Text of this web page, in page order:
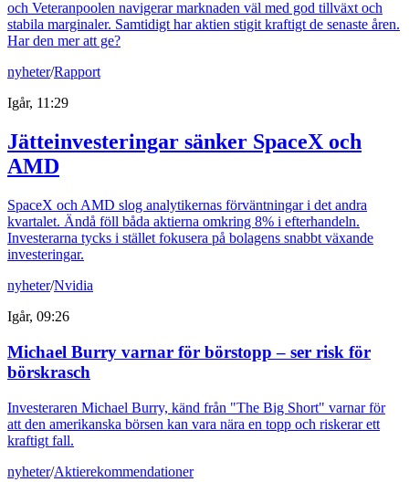
och Veteranpoolen navigerar marknaden väl med god tillväxt och
stabila marginaler. Samtidigt har aktien stigit kraftigt de senaste åren.
Har den mer att ge?
nyheter/Rapport
Igår, 11:29
Jätteinvesteringar sänker SpaceX och
AMD
SpaceX och AMD slog analytikernas förväntningar i det andra
kvartalet. Ändå föll båda aktierna omkring 8% i efterhandeln.
Investerarna tycks i stället fokusera på bolagens snabbt växande
investeringar.
nyheter/Nvidia
Igår, 09:26
Michael Burry varnar för börstopp – ser risk för
börskrasch
Investeraren Michael Burry, känd från "The Big Short" varnar för
att den amerikanska börsen kan vara nära en topp och riskerar ett
kraftigt fall.
nyheter/Aktierekommendationer